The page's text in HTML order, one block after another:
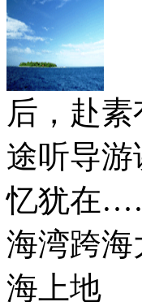
后，赴
途听导
忆犹在
海湾跨
海上地